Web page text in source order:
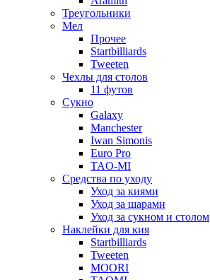
Треугольники
Мел
Прочее
Startbilliards
Tweeten
Чехлы для столов
11 футов
Сукно
Galaxy
Manchester
Iwan Simonis
Euro Pro
TAO-MI
Средства по уходу
Уход за киями
Уход за шарами
Уход за сукном и столом
Наклейки для кия
Startbilliards
Tweeten
MOORI